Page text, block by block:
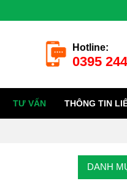
Hotline:
0395
TƯ VẤN THÔNG TIN
DANH